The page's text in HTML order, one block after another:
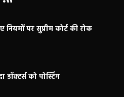
पर सुप्रीम कोर्ट की रोक
डॉक्टर्स को पोस्टिंग